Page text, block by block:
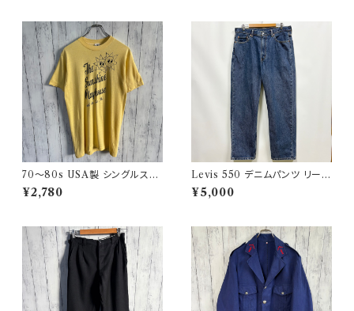
70〜80s USA製 シングルステ
ッチT ヴィンテージTシャツ
¥2,780
Levis 550 デニムパンツ リーバ
イス ワイドデニム 3
¥5,000